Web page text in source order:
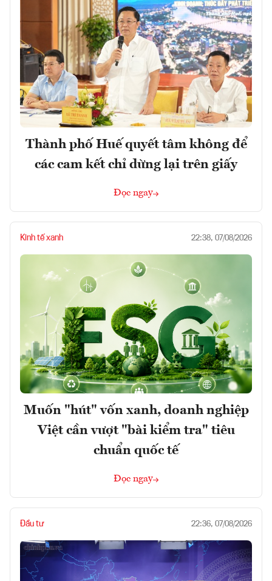
Thành phố Huế quyết tâm không để
các cam kết chỉ dừng lại trên giấy
Đọc ngay
Kinh tế xanh 22:38, 07/08/2026
Muốn "hút" vốn xanh, doanh nghiệp
Việt cần vượt "bài kiểm tra" tiêu
chuẩn quốc tế
Đọc ngay
Đầu tư 22:36, 07/08/2026